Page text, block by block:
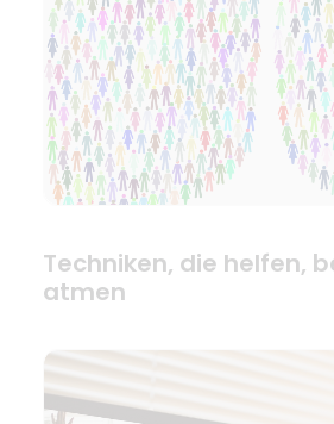
Techniken, die helfen,
atmen